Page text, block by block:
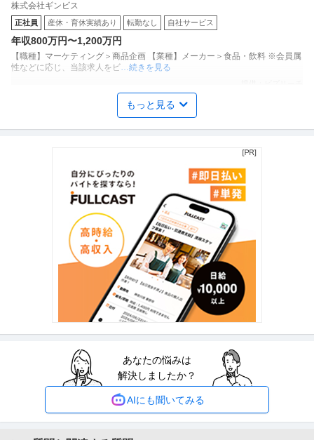
子どうぶつ」でお馴染みのお菓子メーカー ギンビス「「しみチョ
ココーン」「アスパラガス」などのロングセラー商品を製造／土
日祝休み／転勤なし／勤務地日本橋」（株式会社ギンビス）
株式会社ギンビス
正社員 産休・育休実績あり 転勤なし 自社サービス
年収800万円〜1,200万円
【職種】マーケティング＞商品企画 【業種】メーカー＞食品・飲料 ※会員属
性などに応じ、当該求人をビ…続きを見る
年収1000万円も可能×土日祝休み／外国人人材紹介の法人営業／
マネジメント業務
上野グループホールディングス株式会社
【年収1000万円も可能×土日祝休み】外国人人材紹介の法人営業｜マネジメ
ント業務 【高収入！稼ぐな
…続きを見る
提供：上野グループホールディングス株式会社
社会福祉士 資格必須／医療ソーシャルワーカー／土日祝休み／M
医療法人社団真清の会/南多摩クリニック
昇給あり 土日休み
＜土曜日・日曜日・祝日休み＞整形外科・内科・訪問診療クリニックにて訪
問診療相談員のお仕事です＠町田…続きを見る
経理（財務会計） ／ 経理／土日祝休み／服装自由／賞与4か月分
／平均年齢30代／残業月10時間
昇給あり
年収300万円〜500万円
もっと見る
あなたの悩みは
解決しましたか？
AIにも聞いてみる